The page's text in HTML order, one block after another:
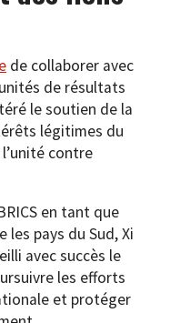
de collaborer avec
de résultats
le soutien de la
légitimes du
contre
en tant que
pays du Sud, Xi
avec succès le
les efforts
et protéger